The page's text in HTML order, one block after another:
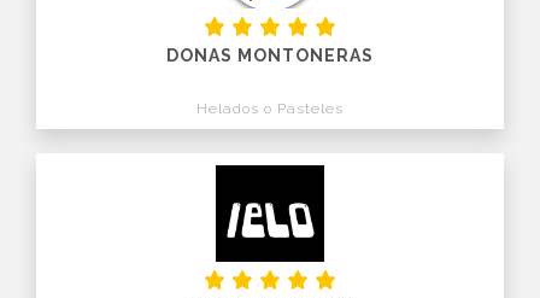
DONAS MONTONERAS
Helados o Pasteles